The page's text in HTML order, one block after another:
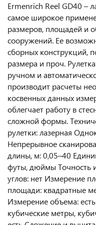
Ermenrich Reel GD40 –
самое широкое
размеров, площадей и
сооружений. Ее
сборных конструкций,
размера и проч.
ручном и
производит расчеты
косвенных данных
облегчает работу в
сложной формы.
рулетки: лазерная
Непрерывное
длины, м: 0,05–40
футы, дюймы Точность
углов: нет Измерение
площади: квадратные
Измерение объема:
кубические метры,